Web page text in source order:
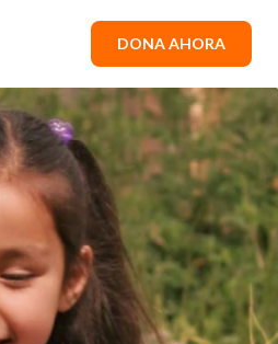
DONA AHORA